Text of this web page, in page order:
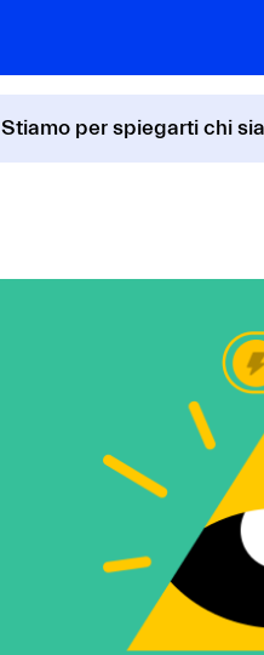
Stiamo per spiegarti chi